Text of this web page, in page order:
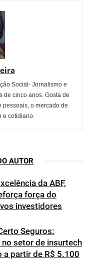
Social- Jornalismo e
de cinco anos. Gosta de
pessoais, o mercado de
e cotidiano.
AUTOR
da ABF,
força do
investidores
Seguros:
setor de insurtech
partir de R$ 5.100